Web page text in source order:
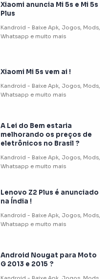
Xiaomi anuncia Mi 5s e Mi 5s
Plus
Xiaomi Mi 5s vem ai !
A Lei do Bem estaria
melhorando os preços de
eletrônicos no Brasil ?
Lenovo Z2 Plus é anunciado
na Índia !
Android Nougat para Moto
G 2013 e 2015 ?